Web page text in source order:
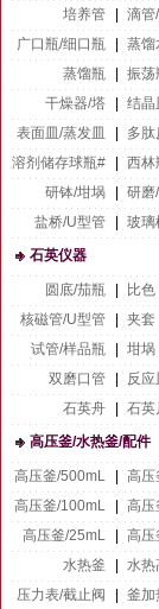
培养管
滴管
广口瓶/细口瓶
蒸馏
蒸馏瓶
振荡
干燥器/塔
结晶
表面皿/蒸发皿
多
溶剂储存球瓶#
西林
研钵/坩埚
研磨
盐桥/U型管
玻璃
石英仪器
圆底/茄瓶
比色
核磁管/U型管
夹套
试管/样品瓶
坩埚
双磨口管
反应
石英舟
石英
高压釜/水热釜/配件
高压釜/500mL
高压
高压釜/100mL
高压
高压釜/25mL
高压
水热釜
水热
压力表/截止阀
釜加